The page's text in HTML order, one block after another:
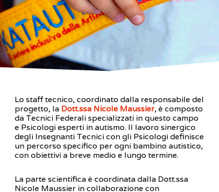
Lo staff tecnico, coordinato dalla responsabile del
progetto, la Dott.ssa Nicole Maussier, è composto
da Tecnici Federali specializzati in questo campo
e Psicologi esperti in autismo. Il lavoro sinergico
degli Insegnanti Tecnici con gli Psicologi definisce
un percorso specifico per ogni bambino autistico,
con obiettivi a breve medio e lungo termine.
La parte scientifica è coordinata dalla Dott.ssa
Nicole Maussier in collaborazione con